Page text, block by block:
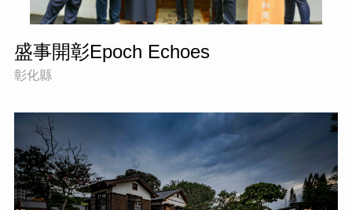
盛事開彰Epoch Echoes
彰化縣